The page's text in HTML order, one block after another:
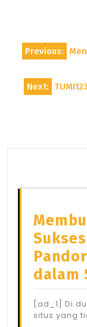
Post
navigation
Previous:
Next:
dalam
[ad_1] Di
situs yang